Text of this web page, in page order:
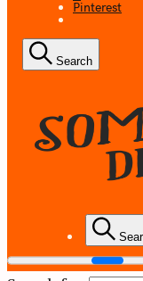
Pinterest
Search
Coffee + Ideas